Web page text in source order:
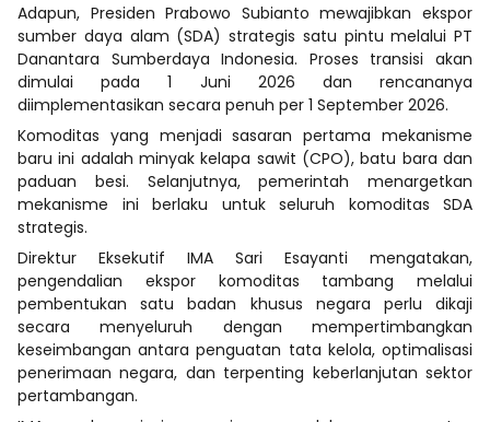
Adapun, Presiden Prabowo Subianto mewajibkan ekspor
sumber daya alam (SDA) strategis satu pintu melalui PT
Danantara Sumberdaya Indonesia. Proses transisi akan
dimulai pada 1 Juni 2026 dan rencananya
diimplementasikan secara penuh per 1 September 2026.
Komoditas yang menjadi sasaran pertama mekanisme
baru ini adalah minyak kelapa sawit (CPO), batu bara dan
paduan besi. Selanjutnya, pemerintah menargetkan
mekanisme ini berlaku untuk seluruh komoditas SDA
strategis.
Direktur Eksekutif IMA Sari Esayanti mengatakan,
pengendalian ekspor komoditas tambang melalui
pembentukan satu badan khusus negara perlu dikaji
secara menyeluruh dengan mempertimbangkan
keseimbangan antara penguatan tata kelola, optimalisasi
penerimaan negara, dan terpenting keberlanjutan sektor
pertambangan.